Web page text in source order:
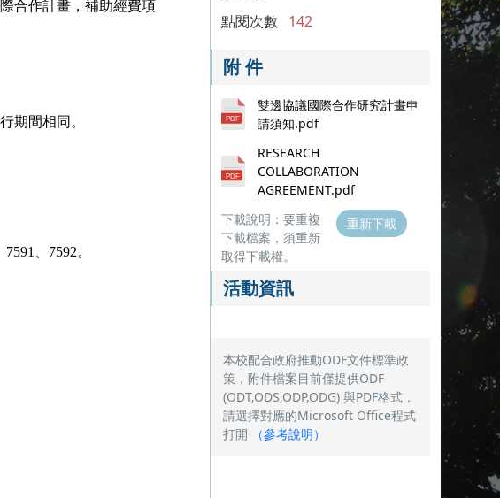
合作計畫，補助經費項
期間相同。
、7592。
點閱次數 142
附 件
雙邊協議國際合作研究計畫申
請須知.pdf
RESEARCH
COLLABORATION
AGREEMENT.pdf
下載說明：要重複
下載檔案，須重新
取得下載權。
重新下載
活動資訊
本校配合政府推動ODF文件標準政
策，附件檔案目前僅提供ODF
(ODT,ODS,ODP,ODG) 與PDF格式，
請選擇對應的Microsoft Office程式
打開
（參考說明）